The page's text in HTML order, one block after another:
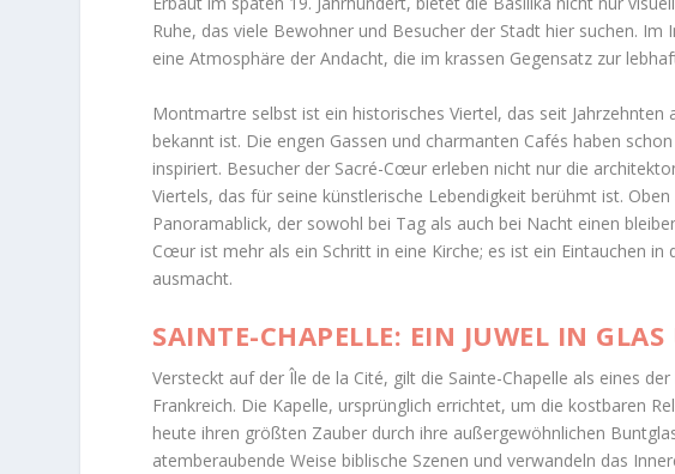
Ruhe, das viele Bewohner und Besucher der Stadt hier suchen.
eine Atmosphäre der Andacht, die im krassen Gegensatz zur
Montmartre selbst ist ein historisches Viertel, das seit
bekannt ist. Die engen Gassen und charmanten Cafés haben
inspiriert. Besucher der Sacré-Cœur erleben nicht nur die
Viertels, das für seine künstlerische Lebendigkeit berühmt ist.
Panoramablick, der sowohl bei Tag als auch bei Nacht einen
Cœur ist mehr als ein Schritt in eine Kirche; es ist ein Eintauchen in
ausmacht.
SAINTE-CHAPELLE: EIN JUWEL IN
Versteckt auf der Île de la Cité, gilt die Sainte-Chapelle als eines
Frankreich. Die Kapelle, ursprünglich errichtet, um die kostbaren
heute ihren größten Zauber durch ihre außergewöhnlichen
atemberaubende Weise biblische Szenen und verwandeln das